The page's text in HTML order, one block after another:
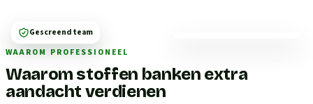
WAAROM PROFESSIONEEL
Waarom stoffen banken extra
aandacht verdienen
Gescreend team